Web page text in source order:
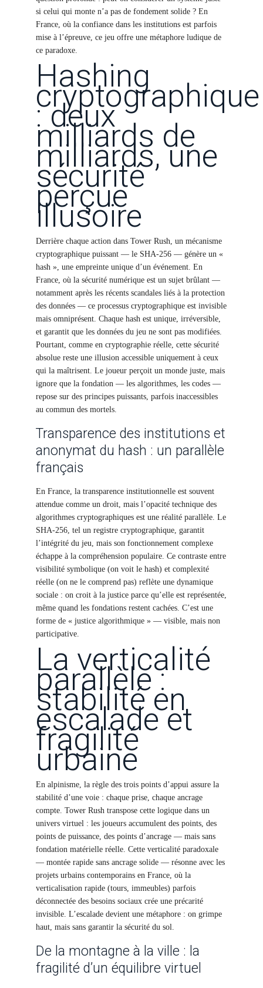
si celui qui monte n’a pas de fondement solide ? En
France, où la confiance dans les institutions est parfois
mise à l’épreuve, ce jeu offre une métaphore ludique de
ce paradoxe.
Hashing
cryptographique
: deux
milliards de
milliards, une
sécurité
perçue
illusoire
Derrière chaque action dans Tower Rush, un mécanisme
cryptographique puissant — le SHA-256 — génère un «
hash », une empreinte unique d’un événement. En
France, où la sécurité numérique est un sujet brûlant —
notamment après les récents scandales liés à la protection
des données — ce processus cryptographique est invisible
mais omniprésent. Chaque hash est unique, irréversible,
et garantit que les données du jeu ne sont pas modifiées.
Pourtant, comme en cryptographie réelle, cette sécurité
absolue reste une illusion accessible uniquement à ceux
qui la maîtrisent. Le joueur perçoit un monde juste, mais
ignore que la fondation — les algorithmes, les codes —
repose sur des principes puissants, parfois inaccessibles
au commun des mortels.
Transparence des institutions et
anonymat du hash : un parallèle
français
En France, la transparence institutionnelle est souvent
attendue comme un droit, mais l’opacité technique des
algorithmes cryptographiques est une réalité parallèle. Le
SHA-256, tel un registre cryptographique, garantit
l’intégrité du jeu, mais son fonctionnement complexe
échappe à la compréhension populaire. Ce contraste entre
visibilité symbolique (on voit le hash) et complexité
réelle (on ne le comprend pas) reflète une dynamique
sociale : on croit à la justice parce qu’elle est représentée,
même quand les fondations restent cachées. C’est une
forme de « justice algorithmique » — visible, mais non
participative.
La verticalité
parallèle :
stabilité en
escalade et
fragilité
urbaine
En alpinisme, la règle des trois points d’appui assure la
stabilité d’une voie : chaque prise, chaque ancrage
compte. Tower Rush transpose cette logique dans un
univers virtuel : les joueurs accumulent des points, des
points de puissance, des points d’ancrage — mais sans
fondation matérielle réelle. Cette verticalité paradoxale
— montée rapide sans ancrage solide — résonne avec les
projets urbains contemporains en France, où la
verticalisation rapide (tours, immeubles) parfois
déconnectée des besoins sociaux crée une précarité
invisible. L’escalade devient une métaphore : on grimpe
haut, mais sans garantir la sécurité du sol.
De la montagne à la ville : la
fragilité d’un équilibre virtuel